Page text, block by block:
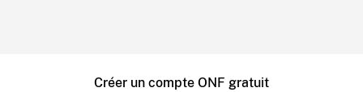
Créer un compte ONF gratuit